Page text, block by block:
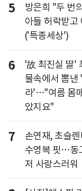
5
방은희 "두 번
아들 허락받고
('특종세상')
6
'故 최진실 딸'
물속에서 뽐낸
라'…"여름 몸
았지요"
7
손연재, 초슬
수영복 핏…동
저 사랑스러워